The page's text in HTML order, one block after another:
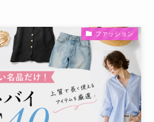
ファッション